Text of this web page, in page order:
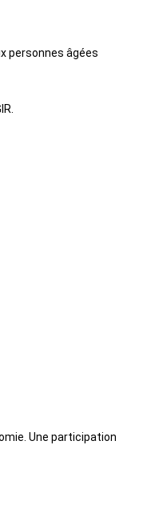
personnes âgées
Une participation